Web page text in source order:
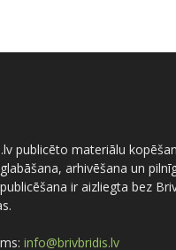
publicēto materiālu
arhivēšana un
ir aizliegta bez
info@brivbridis.lv